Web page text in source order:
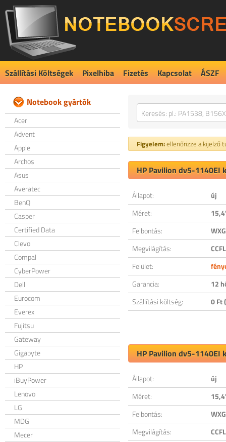
Szállítási Költségek Pixelhiba Fizetés Kapcsolat ÁSZF
Notebook gyártók
Acer
Advent
Apple
Archos
Asus
Averatec
BenQ
Casper
Certified Data
Clevo
Compal
CyberPower
Dell
Eurocom
Everex
Fujitsu
Gateway
Gigabyte
HP
iBuyPower
Lenovo
LG
MDG
Mecer
Figyelem:ellenőrizze a kijelző
HP Pavilion dv5-1140EI
Állapot:
új
Méret:
Felbontás:
Megvilágítás:
CCFL
Felület:
Garancia:
12
Szállítási költség:
0 Ft
HP Pavilion dv5-1140EI
Állapot:
új
Méret:
Felbontás:
Megvilágítás:
CCFL